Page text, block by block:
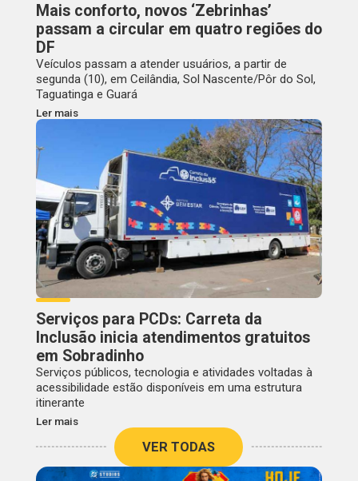
Mais conforto, novos ‘Zebrinhas’
passam a circular em quatro regiões do
DF
Veículos passam a atender usuários, a partir de
segunda (10), em Ceilândia, Sol Nascente/Pôr do Sol,
Taguatinga e Guará
Ler mais
Serviços para PCDs: Carreta da
Inclusão inicia atendimentos gratuitos
em Sobradinho
Serviços públicos, tecnologia e atividades voltadas à
acessibilidade estão disponíveis em uma estrutura
itinerante
Ler mais
VER TODAS